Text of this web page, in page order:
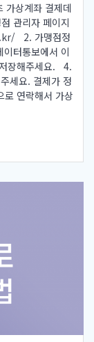
가상계좌 결제데
관리자 페이지
2. 가맹점정
터통보에서 이
장해주세요. 4.
세요. 결제가 정
로 연락해서 가상